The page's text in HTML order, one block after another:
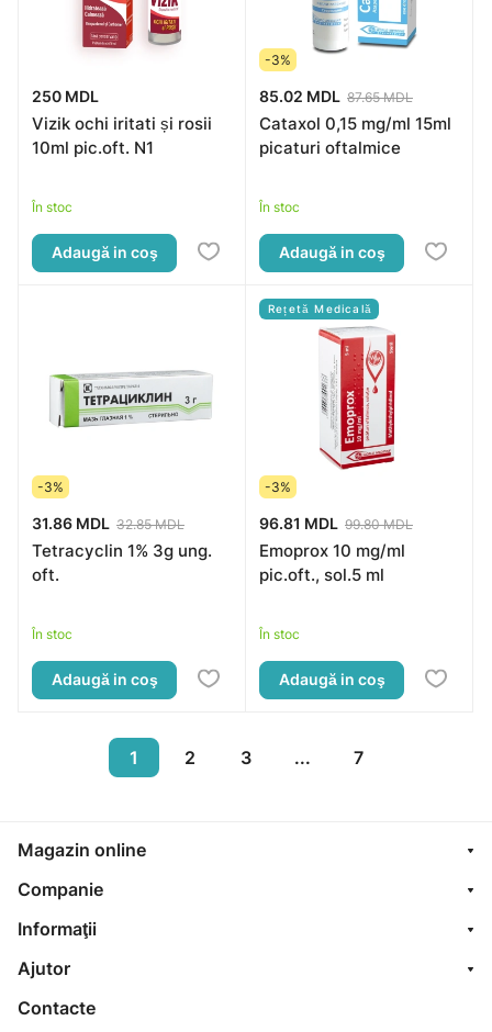
250 MDL
Vizik ochi iritati și rosii
10ml pic.oft. N1
În stoc
Adaugă in coş
-3%
85.02 MDL 87.65 MDL
Cataxol 0,15 mg/ml 15ml
picaturi oftalmice
În stoc
Adaugă in coş
-3%
31.86 MDL 32.85 MDL
Tetracyclin 1% 3g ung.
oft.
În stoc
Adaugă in coş
Rețetă Medicală
-3%
96.81 MDL 99.80 MDL
Emoprox 10 mg/ml
pic.oft., sol.5 ml
În stoc
Adaugă in coş
1 2 3 ... 7
Magazin online
Companie
Informaţii
Ajutor
Contacte